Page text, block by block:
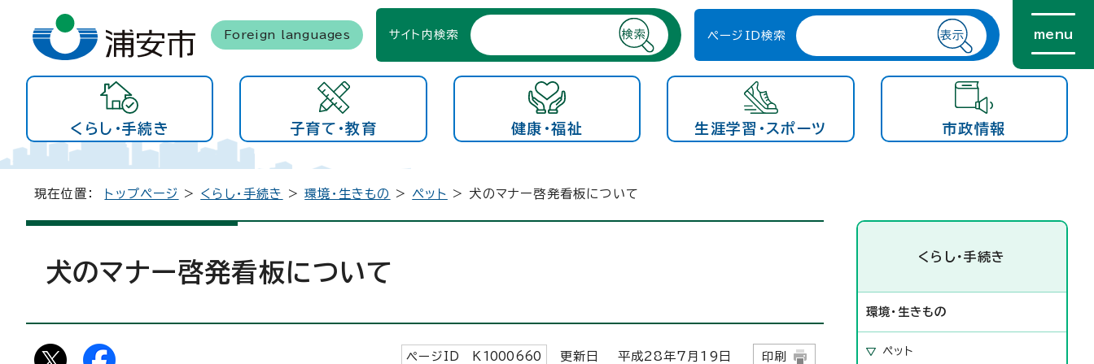
Foreign languages サイト内検索 ページID検索 menu
くらし・手続き 子育て・教育 健康・福祉 生涯学習・スポーツ 市政情報
現在位置： トップページ > くらし・手続き >環境・生きもの > ペット > 犬のマナー啓発看板について
犬のマナー啓発看板について
ページID K 1000660 更新日 平成28年7月 19 日 印刷
くらし・手続き
環境・生きもの
ペット